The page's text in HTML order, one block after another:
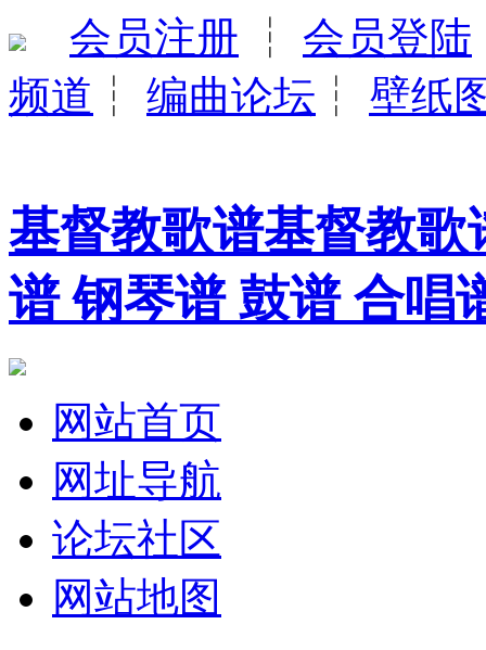
会员注册 ┆ 会员登陆
频道 ┆ 编曲论坛 ┆ 壁纸
基督教歌谱基督教
谱 钢琴谱 鼓谱 合唱
网站首页
网址导航
论坛社区
网站地图